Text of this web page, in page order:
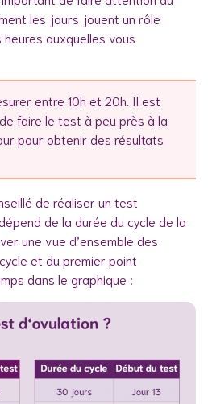
les jours jouent un rôle
auxquelles vous
entre 10h et 20h. Il est
faire le test à peu près à la
pour obtenir des résultats
de réaliser un test
de la durée du cycle de la
une vue d’ensemble des
et du premier point
dans le graphique :